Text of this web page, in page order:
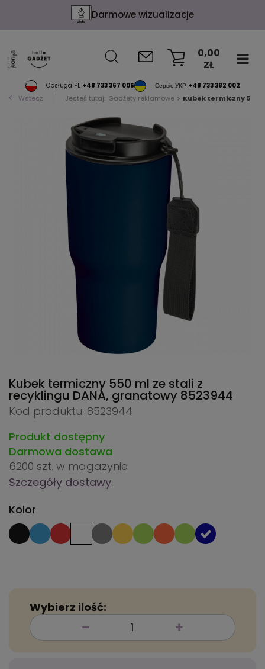
Darmowe wizualizacje
Obsługa PL +48 733 367 006 Сервіс УКР +48 733 382 002
0,00
ZŁ
Wstecz Jesteś tutaj: Gadżety reklamowe Kubek termiczny 550
Kubek termiczny 550 ml ze stali z
recyklingu DANA, granatowy 8523944
Kod produktu: 8523944
Produkt dostępny
Darmowa dostawa
6200 szt. w magazynie
Szczegóły dostawy
Kolor
Wybierz ilość: